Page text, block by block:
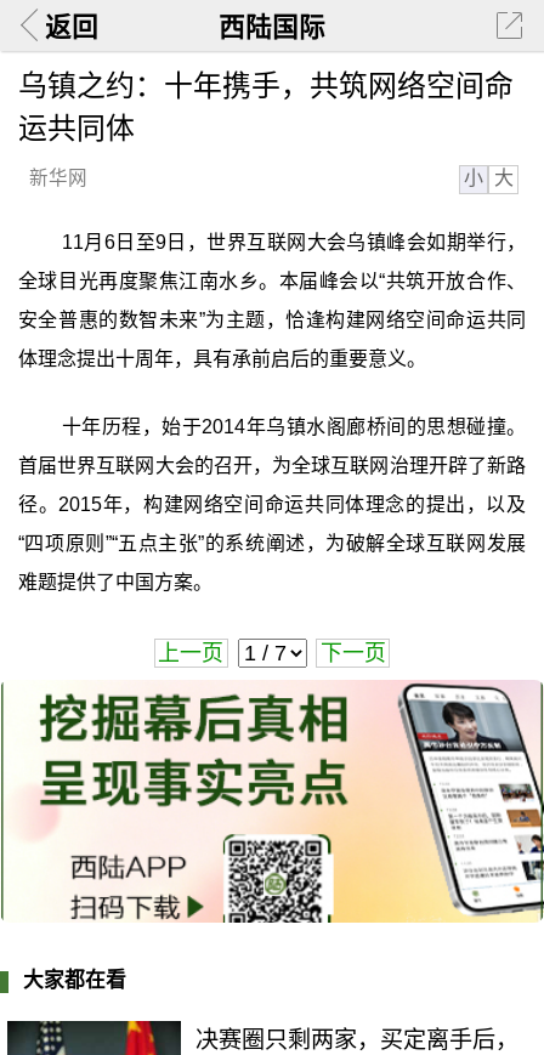
返回 西陆国际
乌镇之约：十年携手，共筑网络空间命
运共同体
新华网 小 大
11月6日至9日，世界互联网大会乌镇峰会如期举行，
全球目光再度聚焦江南水乡。本届峰会以“共筑开放合作、
安全普惠的数智未来”为主题，恰逢构建网络空间命运共同
体理念提出十周年，具有承前启后的重要意义。
十年历程，始于2014年乌镇水阁廊桥间的思想碰撞。
首届世界互联网大会的召开，为全球互联网治理开辟了新路
径。2015年，构建网络空间命运共同体理念的提出，以及
“四项原则”“五点主张”的系统阐述，为破解全球互联网发展
难题提供了中国方案。
上一页 下一页
大家都在看
决赛圈只剩两家，买定离手后，